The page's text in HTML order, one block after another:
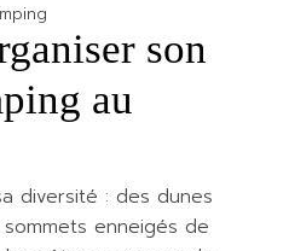
son
au
diversité : des dunes
enneigés de